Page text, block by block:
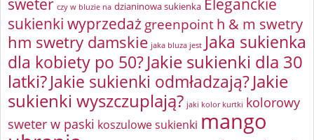
sweter czy w bluzie na dzianinowa sukienka Eleganckie
sukienki wyprzedaż greenpointh & m swetry
hm swetry damskie jaka bluza jest Jaka sukienka
dla kobiety po 50?Jakie sukienki dla 30
latki?Jakie sukienki odmładzają?Jakie
sukienki wyszczuplają? jaki kolor kurtki kolorowy
sweter w paski koszulowe sukienki mango